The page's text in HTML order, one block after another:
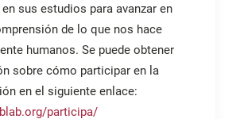
sus estudios para avanzar en
de lo que nos hace
humanos. Se puede obtener
sobre cómo participar en la
en el siguiente enlace:
participa/